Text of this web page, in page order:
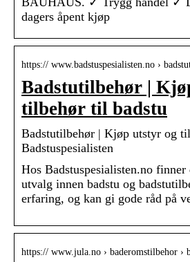
dagers åpent kjøp
https:// www.badstuspesialisten.no ›
Badstutilbehør |
tilbehør til badstu
Badstutilbehør | Kjøp utstyr og
Badstuspesialisten
Hos Badstuspesialisten.no
utvalg innen badstu og
erfaring, og kan gi gode råd på
https:// www.jula.no › baderomstilbehor ›